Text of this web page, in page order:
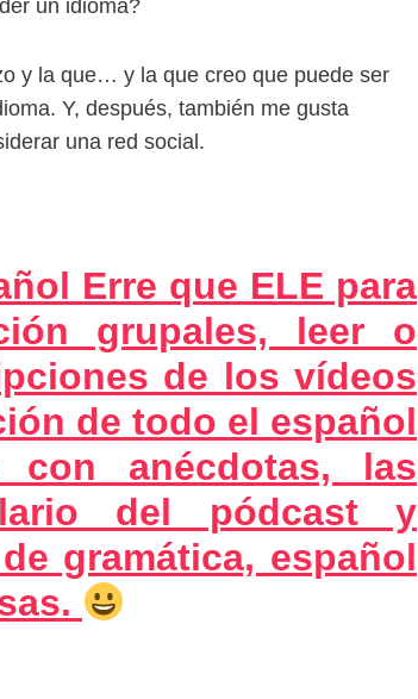
un idioma?
y la que… y la que creo que puede ser
Y, después, también me gusta
una red social.
Erre que ELE para
grupales, leer o
de los vídeos
de todo el español
anécdotas, las
del pódcast y
gramática, español